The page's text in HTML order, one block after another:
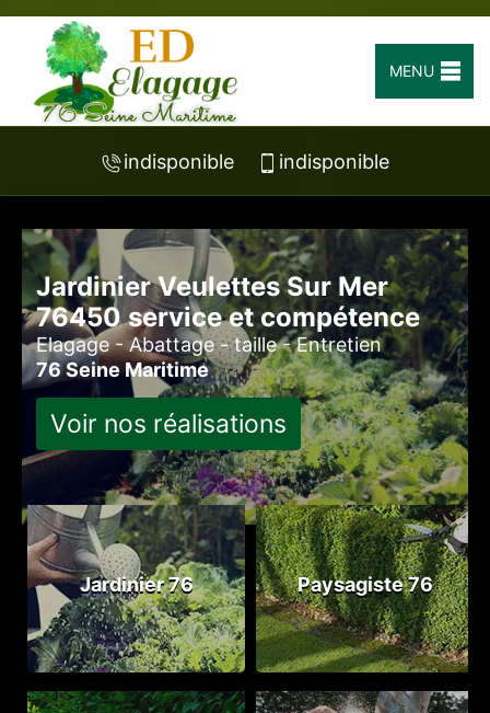
MENU
indisponible indisponible
Jardinier Veulettes Sur Mer
76450 service et compétence
Elagage - Abattage - taille - Entretien
76 Seine Maritime
Voir nos réalisations
Jardinier 76 Paysagiste 76